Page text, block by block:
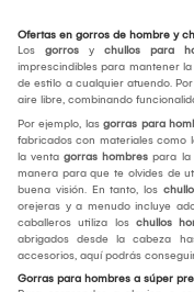
Ofertas en gorros de hombre y
Los gorros y chullos para
imprescindibles para mantener
de estilo a cualquier atuendo.
aire libre, combinando
Por ejemplo, las gorras para
fabricados con materiales como
la venta gorras hombres para la
manera para que te olvides de
buena visión. En tanto, los
orejeras y a menudo incluye
caballeros utiliza los chullos
abrigados desde la cabeza
accesorios, aquí podrás
Gorras para hombres a súper